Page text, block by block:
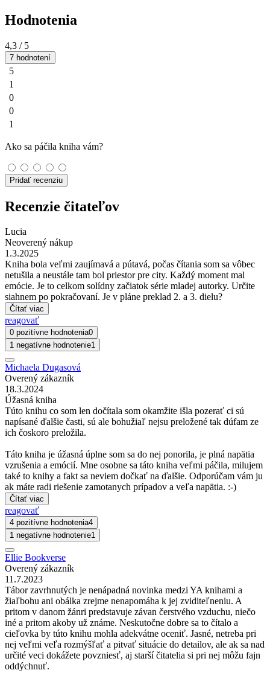
Hodnotenia
4,3 / 5
7 hodnotení
5
1
0
0
1
Ako sa páčila kniha vám?
Pridať recenziu
Recenzie čitateľov
Lucia
Neoverený nákup
1.3.2025
Kniha bola veľmi zaujímavá a pútavá, počas čítania som sa vôbec
netušila a neustále tam bol priestor pre city. Každý moment mal
emócie. Je to celkom solídny začiatok série mladej autorky. Určite
siahnem po pokračovaní. Je v pláne preklad 2. a 3. dielu?
Čítať viac
reagovať
0 pozitívne hodnotenia0
1 negatívne hodnotenie1
Michaela Dugasová
Overený zákazník
18.3.2024
Úžasná kniha
Túto knihu co som len dočítala som okamžite išla pozerať ci sú
napísané ďalšie časti, sú ale bohužiaľ nejsu preložené tak dúfam ze
ich čoskoro preložila.
Táto kniha je úžasná úplne som sa do nej ponorila, je plná napätia
vzrušenia a emócií. Mne osobne sa táto kniha veľmi páčila, milujem
také to knihy a fakt sa neviem dočkať na ďalšie. Odporúčam vám ju
ak máte radi riešenie zamotanych prípadov a veľa napätia. :-)
Čítať viac
reagovať
4 pozitívne hodnotenia4
1 negatívne hodnotenie1
Ellie Bookverse
Overený zákazník
11.7.2023
Tábor zavrhnutých je nenápadná novinka medzi YA knihami a
žiaľbohu ani obálka zrejme nenapomáha k jej zviditeľneniu. A
pritom v danom žánri predstavuje závan čerstvého vzduchu, niečo
iné a pritom akoby už známe. Neskutočne dobre sa to čítalo a
cieľovka by túto knihu mohla adekvátne oceniť. Jasné, netreba pri
nej veľmi veľa rozmýšľať a pitvať situácie do detailov, ale ak sa nad
určité veci dokážete povzniesť, aj starší čitatelia si pri nej môžu fajn
oddýchnuť.